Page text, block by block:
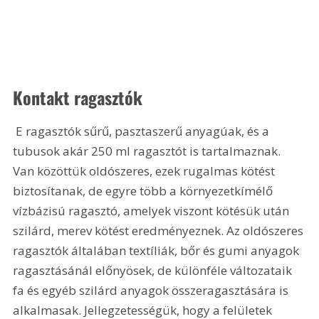
Kontakt ragasztók
tubusok akár 250 ml ragasztót is tartalmaznak.
Van közöttük oldószeres, ezek rugalmas kötést
biztosítanak, de egyre több a környezetkímélő
vízbázisú ragasztó, amelyek viszont kötésük után
szilárd, merev kötést eredményeznek. Az oldószeres
ragasztók általában textíliák, bőr és gumi anyagok
ragasztásánál előnyösek, de különféle változataik
fa és egyéb szilárd anyagok összeragasztására is
alkalmasak. Jellegzetességük, hogy a felületek